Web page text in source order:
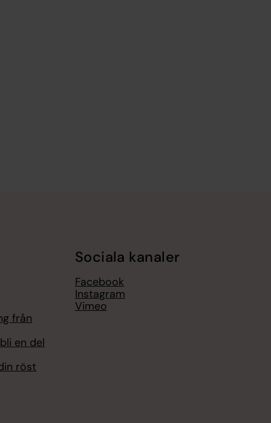
från
en del
röst
Sociala kanaler
Facebook
Instagram
Vimeo